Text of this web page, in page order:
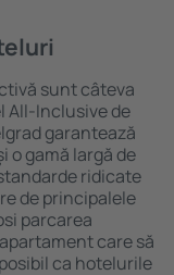
sunt câteva
All-Inclusive de
garantează
o gamă largă de
ridicate
de principalele
parcarea
care să
ca hotelurile